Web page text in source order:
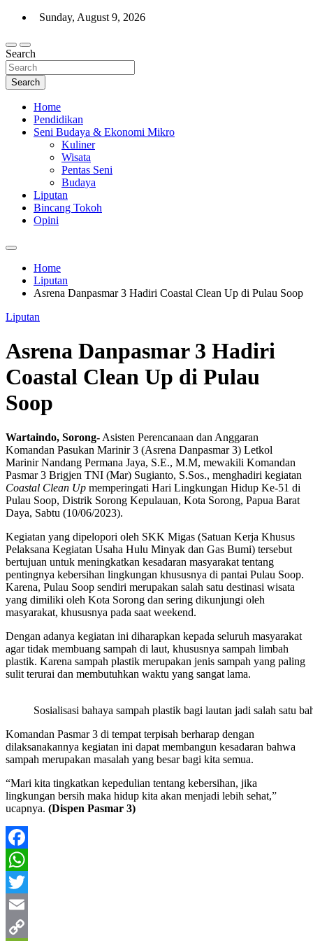
Skip
content
Sunday, August 9, 2026
Warta Indo
Search
Search
Home
Pendidikan
Seni Budaya & Ekonomi Mikro
Kuliner
Wisata
Pentas Seni
Budaya
Liputan
Bincang Tokoh
Opini
Home
Liputan
Asrena Danpasmar 3 Hadiri Coastal Clean Up di Pulau Soop
Liputan
Asrena Danpasmar 3 Hadiri
Coastal Clean Up di Pulau
Soop
Wartaindo, Sorong- Asisten Perencanaan dan Anggaran
Komandan Pasukan Marinir 3 (Asrena Danpasmar 3) Letkol
Marinir Nandang Permana Jaya, S.E., M.M, mewakili Komandan
Pasmar 3 Brigjen TNI (Mar) Sugianto, S.Sos., menghadiri kegiatan
Coastal Clean Up memperingati Hari Lingkungan Hidup Ke-51 di
Pulau Soop, Distrik Sorong Kepulauan, Kota Sorong, Papua Barat
Daya, Sabtu (10/06/2023).
Kegiatan yang dipelopori oleh SKK Migas (Satuan Kerja Khusus
Pelaksana Kegiatan Usaha Hulu Minyak dan Gas Bumi) tersebut
bertujuan untuk meningkatkan kesadaran masyarakat tentang
pentingnya kebersihan lingkungan khususnya di pantai Pulau Soop.
Karena, Pulau Soop sendiri merupakan salah satu destinasi wisata
yang dimiliki oleh Kota Sorong dan sering dikunjungi oleh
masyarakat, khususnya pada saat weekend.
Dengan adanya kegiatan ini diharapkan kepada seluruh masyarakat
agar tidak membuang sampah di laut, khususnya sampah limbah
plastik. Karena sampah plastik merupakan jenis sampah yang paling
sulit terurai dan membutuhkan waktu yang sangat lama.
Sosialisasi bahaya sampah plastik bagi lautan jadi salah satu
Komandan Pasmar 3 di tempat terpisah berharap dengan
dilaksanakannya kegiatan ini dapat membangun kesadaran bahwa
sampah merupakan masalah yang besar bagi kita semua.
“Mari kita tingkatkan kepedulian tentang kebersihan, jika
lingkungan bersih maka hidup kita akan menjadi lebih sehat,”
ucapnya. (Dispen Pasmar 3)
Facebook
WhatsApp
Twitter
Email